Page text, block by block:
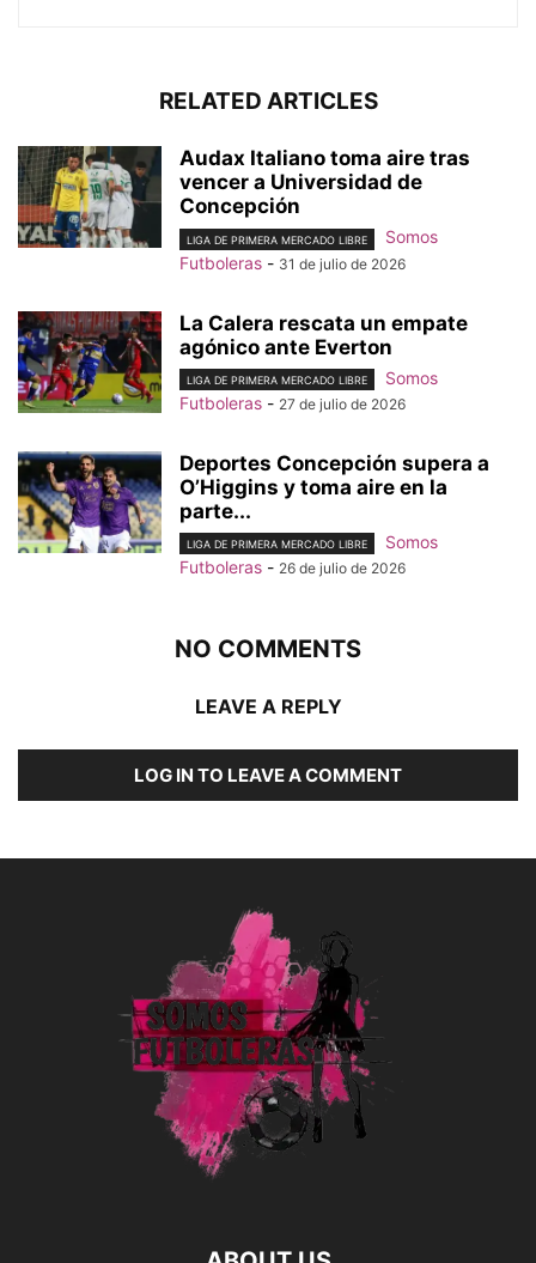
RELATED ARTICLES
Audax Italiano toma aire tras
vencer a Universidad de
Concepción
LIGA DE PRIMERA MERCADO LIBRE
Somos
Futboleras - 31 de julio de 2026
La Calera rescata un empate
agónico ante Everton
LIGA DE PRIMERA MERCADO LIBRE
Somos
Futboleras - 27 de julio de 2026
Deportes Concepción supera a
O’Higgins y toma aire en la
parte...
LIGA DE PRIMERA MERCADO LIBRE
Somos
Futboleras - 26 de julio de 2026
NO COMMENTS
LEAVE A REPLY
LOG IN TO LEAVE A COMMENT